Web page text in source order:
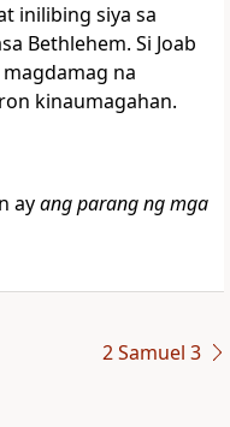
inilibing siya sa
Bethlehem. Si Joab
na
kinaumagahan.
ayang parang ng mga
2 Samuel 3